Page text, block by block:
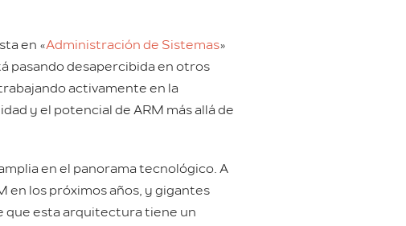
en «Administración de Sistemas»
pasando desapercibida en otros
activamente en la
y el potencial de ARM más allá de
en el panorama tecnológico. A
en los próximos años, y gigantes
que esta arquitectura tiene un